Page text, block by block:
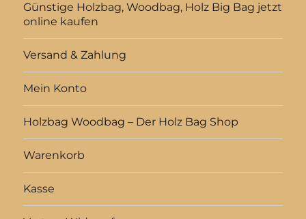
Günstige Holzbag, Woodbag, Holz Big Bag jetzt
online kaufen
Versand & Zahlung
Mein Konto
Holzbag Woodbag – Der Holz Bag Shop
Warenkorb
Kasse